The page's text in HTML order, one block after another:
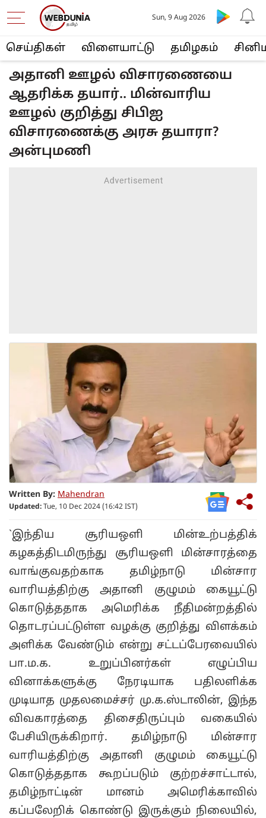
செய்திகள் விளையா‌ட்டு த‌மிழக‌ம்
Sun, 9 Aug 2026
அதானி ஊழல் விசாரணையை
ஆதரிக்க தயார்.. மின்வாரிய
ஊழல் குறித்து சிபிஐ
விசாரணைக்கு அரசு தயாரா?
அன்புமணி
Written By: Mahendran
Updated: Tue, 10 Dec 2024 (16:42 IST)
`இந்திய சூரியஒளி மின்உற்பத்திக்
கழகத்திடமிருந்து சூரியஒளி மின்சாரத்தை
வாங்குவதற்காக தமிழ்நாடு மின்சார
வாரியத்திற்கு அதானி குழுமம் கையூட்டு
கொடுத்ததாக அமெரிக்க நீதிமன்றத்தில்
தொடரப்பட்டுள்ள வழக்கு குறித்து விளக்கம்
அளிக்க வேண்டும் என்று சட்டப்பேரவையில்
பா.ம.க. உறுப்பினர்கள் எழுப்பிய
வினாக்களுக்கு நேரடியாக பதிலளிக்க
முடியாத முதலமைச்சர் மு.க.ஸ்டாலின், இந்த
விவகாரத்தை திசைதிருப்பும் வகையில்
பேசியிருக்கிறார். தமிழ்நாடு மின்சார
வாரியத்திற்கு அதானி குழுமம் கையூட்டு
கொடுத்ததாக கூறப்படும் குற்றச்சாட்டால்,
தமிழ்நாட்டின் மானம் அமெரிக்காவில்
கப்பலேறிக் கொண்டு இருக்கும் நிலையில்,